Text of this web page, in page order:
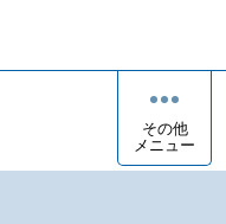
その他
メニュー